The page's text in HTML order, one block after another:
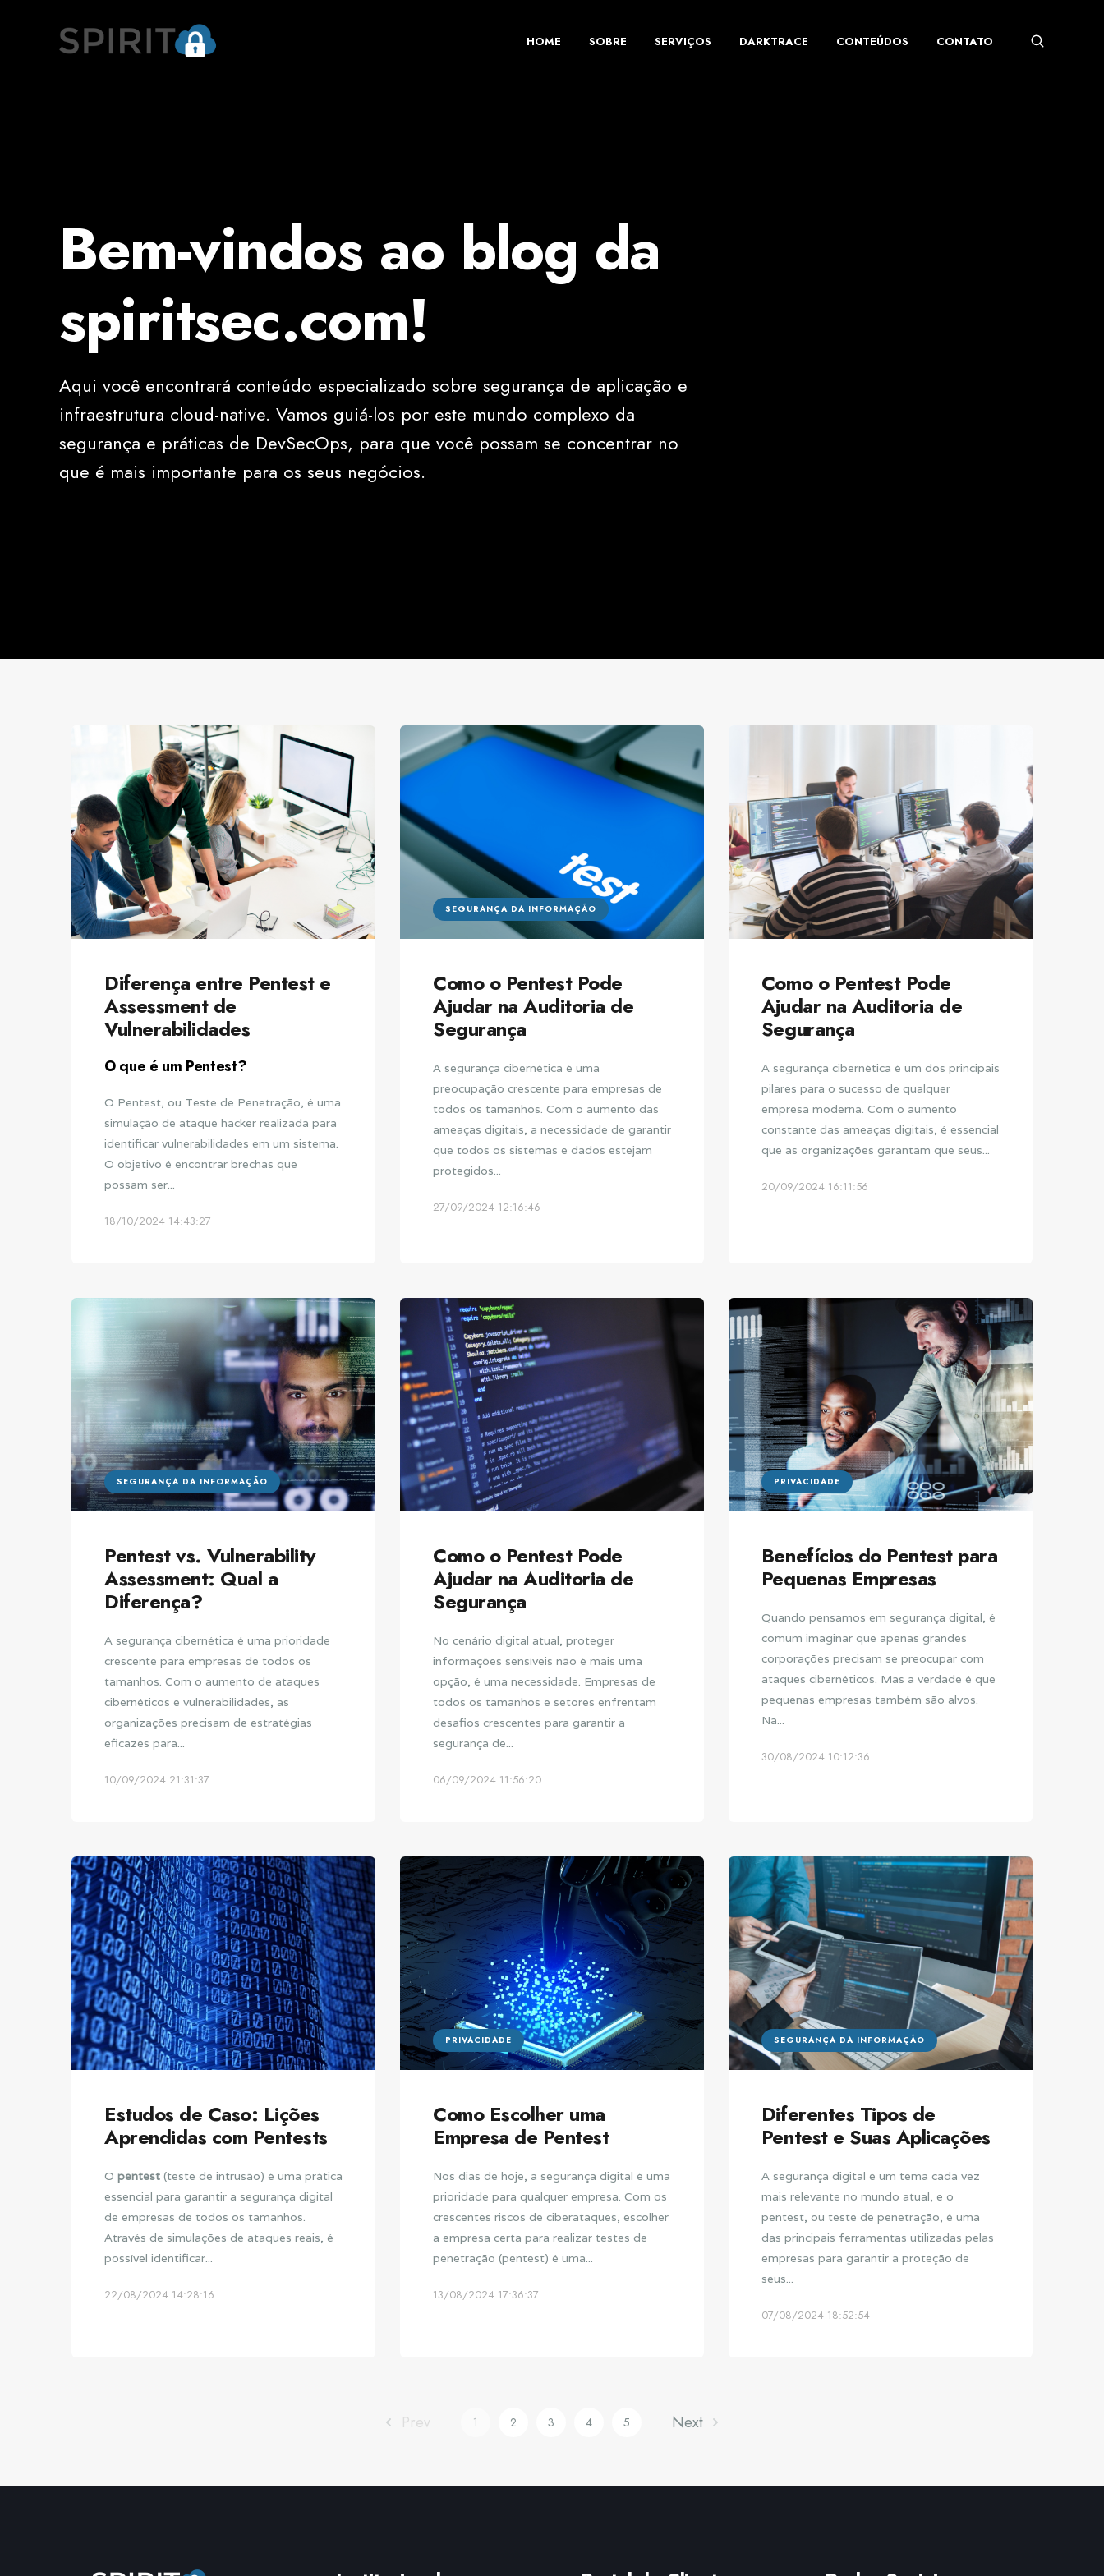
HOME SOBRE SERVIÇOS DARKTRACE CONTEÚDOS CONTATO
Bem-vindos ao blog da
spiritsec.com!
Aqui você encontrará conteúdo especializado sobre segurança de aplicação e
infraestrutura cloud-native. Vamos guiá-los por este mundo complexo da
segurança e práticas de DevSecOps, para que você possam se concentrar no
que é mais importante para os seus negócios.
Diferença entre Pentest e
Assessment de
Vulnerabilidades
O que é um Pentest?
O Pentest, ou Teste de Penetração, é uma
simulação de ataque hacker realizada para
identificar vulnerabilidades em um sistema.
O objetivo é encontrar brechas que
possam ser...
18/10/2024 14:43:27
SEGURANÇA DA INFORMAÇÃO
Como o Pentest Pode
Ajudar na Auditoria de
Segurança
A segurança cibernética é uma
preocupação crescente para empresas de
todos os tamanhos. Com o aumento das
ameaças digitais, a necessidade de garantir
que todos os sistemas e dados estejam
protegidos...
27/09/2024 12:16:46
Como o Pentest Pode
Ajudar na Auditoria de
Segurança
A segurança cibernética é um dos principais
pilares para o sucesso de qualquer
empresa moderna. Com o aumento
constante das ameaças digitais, é essencial
que as organizações garantam que seus...
20/09/2024 16:11:56
SEGURANÇA DA INFORMAÇÃO
Pentest vs. Vulnerability
Assessment: Qual a
Diferença?
A segurança cibernética é uma prioridade
crescente para empresas de todos os
tamanhos. Com o aumento de ataques
cibernéticos e vulnerabilidades, as
organizações precisam de estratégias
eficazes para...
10/09/2024 21:31:37
Como o Pentest Pode
Ajudar na Auditoria de
Segurança
No cenário digital atual, proteger
informações sensíveis não é mais uma
opção, é uma necessidade. Empresas de
todos os tamanhos e setores enfrentam
desafios crescentes para garantir a
segurança de...
06/09/2024 11:56:20
PRIVACIDADE
Benefícios do Pentest para
Pequenas Empresas
Quando pensamos em segurança digital, é
comum imaginar que apenas grandes
corporações precisam se preocupar com
ataques cibernéticos. Mas a verdade é que
pequenas empresas também são alvos.
Na...
30/08/2024 10:12:36
Estudos de Caso: Lições
Aprendidas com Pentests
O pentest (teste de intrusão) é uma prática
essencial para garantir a segurança digital
de empresas de todos os tamanhos.
Através de simulações de ataques reais, é
possível identificar...
22/08/2024 14:28:16
PRIVACIDADE
Como Escolher uma
Empresa de Pentest
Nos dias de hoje, a segurança digital é uma
prioridade para qualquer empresa. Com os
crescentes riscos de ciberataques, escolher
a empresa certa para realizar testes de
penetração (pentest) é uma...
13/08/2024 17:36:37
SEGURANÇA DA INFORMAÇÃO
Diferentes Tipos de
Pentest e Suas Aplicações
A segurança digital é um tema cada vez
mais relevante no mundo atual, e o
pentest, ou teste de penetração, é uma
das principais ferramentas utilizadas pelas
empresas para garantir a proteção de
seus...
07/08/2024 18:52:54
Prev 1 2 3 4 5 Next